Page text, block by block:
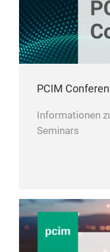
PCIM
Informationen
Seminars